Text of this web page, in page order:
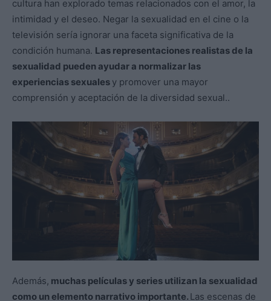
cultura han explorado temas relacionados con el amor, la
intimidad y el deseo. Negar la sexualidad en el cine o la
televisión sería ignorar una faceta significativa de la
condición humana. Las representaciones realistas de la
sexualidad pueden ayudar a normalizar las
experiencias sexuales y promover una mayor
comprensión y aceptación de la diversidad sexual..
Además, muchas películas y series utilizan la sexualidad
como un elemento narrativo importante. Las escenas de